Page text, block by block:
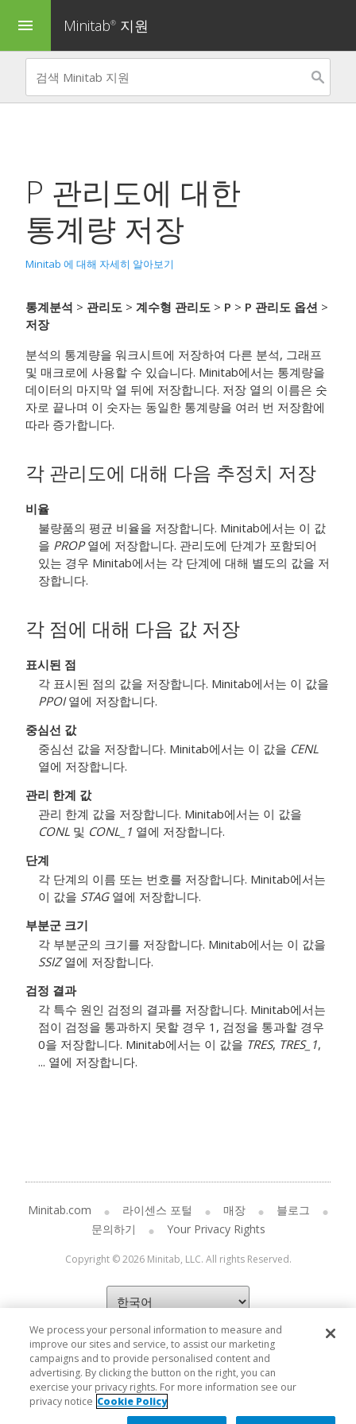
menu Minitab® 지원
P 관리도에 대한
통계량 저장
Minitab 에 대해 자세히 알아보기
통계분석 > 관리도 > 계수형 관리도 > P > P 관리도 옵션 >
저장
분석의 통계량을 워크시트에 저장하여 다른 분석, 그래프
및 매크로에 사용할 수 있습니다. Minitab에서는 통계량을
데이터의 마지막 열 뒤에 저장합니다. 저장 열의 이름은 숫
자로 끝나며 이 숫자는 동일한 통계량을 여러 번 저장함에
따라 증가합니다.
각 관리도에 대해 다음 추정치 저장
비율
불량품의 평균 비율을 저장합니다. Minitab에서는 이 값
을 PROP열에 저장합니다. 관리도에 단계가 포함되어
있는 경우 Minitab에서는 각 단계에 대해 별도의 값을 저
장합니다.
각 점에 대해 다음 값 저장
표시된 점
각 표시된 점의 값을 저장합니다. Minitab에서는 이 값을
PPOI열에 저장합니다.
중심선 값
중심선 값을 저장합니다. Minitab에서는 이 값을 CENL
열에 저장합니다.
관리 한계 값
관리 한계 값을 저장합니다. Minitab에서는 이 값을
CONL 및 CONL_1 열에 저장합니다.
단계
각 단계의 이름 또는 번호를 저장합니다. Minitab에서는
이 값을 STAG열에 저장합니다.
부분군 크기
각 부분군의 크기를 저장합니다. Minitab에서는 이 값을
SSIZ열에 저장합니다.
검정 결과
각 특수 원인 검정의 결과를 저장합니다. Minitab에서는
점이 검정을 통과하지 못할 경우 1, 검정을 통과할 경우
0을 저장합니다. Minitab에서는 이 값을 TRES, TRES_1,
... 열에 저장합니다.
Minitab.com 라이센스 포털 매장
블로그
문의하기
Your Privacy Rights
Copyright © 2026 Minitab, LLC. All rights Reserved.
We process your personal information to measure and
improve our sites and service, to assist our marketing
campaigns and to provide personalised content and
advertising. By clicking the button on the right, you can
exercise your privacy rights. For more information see our
privacy notice Cookie Policy